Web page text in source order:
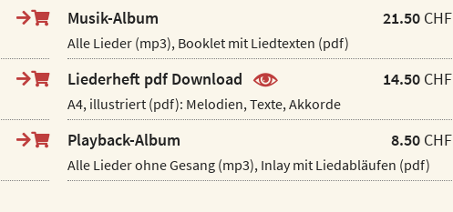
Musik-Album 21.50CHF
Alle Lieder (mp3), Booklet mit Liedtexten (pdf)
Liederheft pdf Download 14.50CHF
A4, illustriert (pdf): Melodien, Texte, Akkorde
Playback-Album 8.50CHF
Alle Lieder ohne Gesang (mp3), Inlay mit Liedabläufen (pdf)